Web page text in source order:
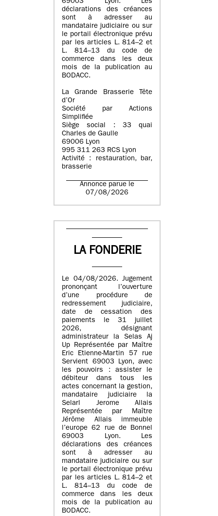
69003 Lyon. Les
déclarations des créances
sont à adresser au
mandataire judiciaire ou sur
le portail électronique prévu
par les articles L. 814–2 et
L. 814–13 du code de
commerce dans les deux
mois de la publication au
BODACC.
La Grande Brasserie Tête
d’Or
Société par Actions
Simplifiée
Siège social : 33 quai
Charles de Gaulle
69006 Lyon
995 311 263 RCS Lyon
Activité : restauration, bar,
brasserie
Annonce parue le
07/08/2026
LA FONDERIE
Le 04/08/2026. Jugement
prononçant l’ouverture
d’une procédure de
redressement judiciaire,
date de cessation des
paiements le 31 juillet
2026, désignant
administrateur la Selas Aj
Up Représentée par Maître
Eric Etienne-Martin 57 rue
Servient 69003 Lyon, avec
les pouvoirs : assister le
débiteur dans tous les
actes concernant la gestion,
mandataire judiciaire la
Selarl Jerome Allais
Représentée par Maître
Jérôme Allais immeuble
l’europe 62 rue de Bonnel
69003 Lyon. Les
déclarations des créances
sont à adresser au
mandataire judiciaire ou sur
le portail électronique prévu
par les articles L. 814–2 et
L. 814–13 du code de
commerce dans les deux
mois de la publication au
BODACC.